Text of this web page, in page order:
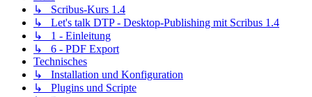
↳ Scribus-Kurs 1.4
↳ Let's talk DTP - Desktop-Publishing mit Scribus 1.4
↳ 1 - Einleitung
↳ 6 - PDF Export
Technisches
↳ Installation und Konfiguration
↳ Plugins und Scripte